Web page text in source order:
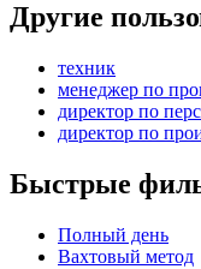
Другие
техник
менеджер по
директор по
директор по
Быстрые
Полный день
Вахтовый метод